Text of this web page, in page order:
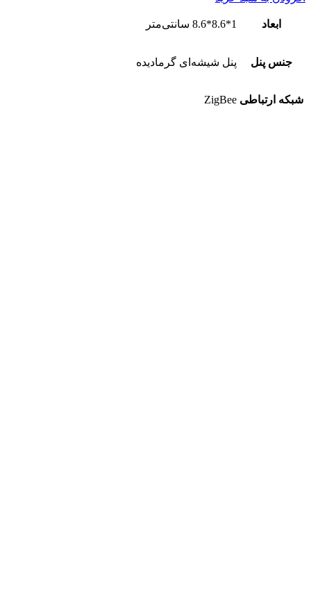
ابعاد 1*8.6*8.6 سانتی‌متر
جنس پنل پنل شیشه‌ای گرمادیده
شبکه ارتباطی ZigBee